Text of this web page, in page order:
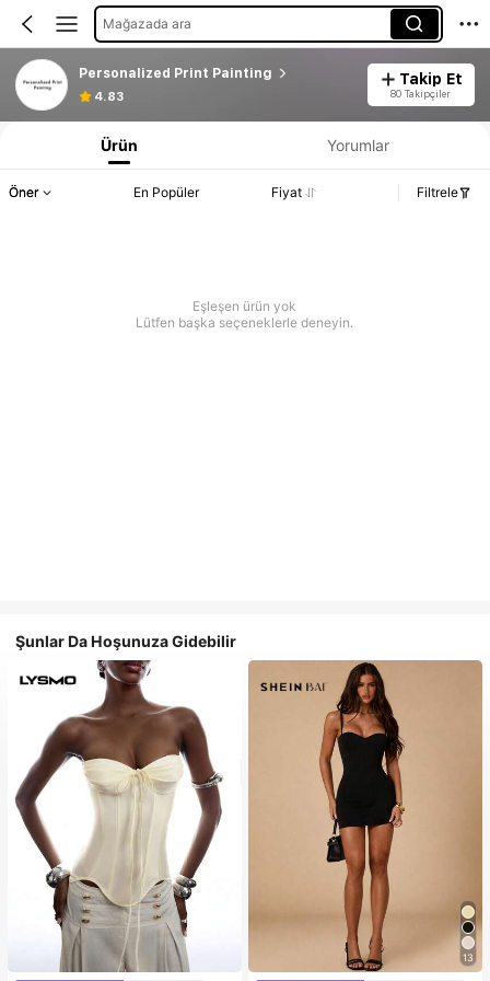
Mağazada ara
Personalized Print Painting
4.83
Takip Et
80 Takipçiler
Ürün Yorumlar
Öner En Popüler Fiyat Filtrele
Eşleşen ürün yok
Lütfen başka seçeneklerle deneyin.
Şunlar Da Hoşunuza Gidebilir
13